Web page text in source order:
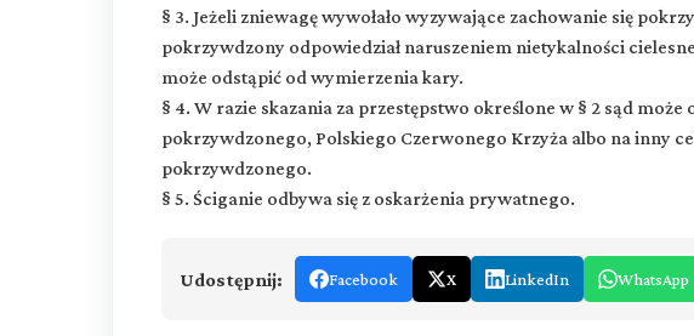
§ 3. Jeżeli zniewagę wywołało wyzywające zachowanie się
pokrzywdzony odpowiedział naruszeniem nietykalności
może odstąpić od wymierzenia kary.
§ 4. W razie skazania za przestępstwo określone w § 2 sąd może
pokrzywdzonego, Polskiego Czerwonego Krzyża albo na inny
pokrzywdzonego.
§ 5. Ściganie odbywa się z oskarżenia prywatnego.
Udostępnij: Facebook X LinkedIn WhatsApp